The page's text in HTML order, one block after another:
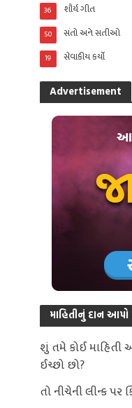
શૌર્ય ગીત
36
સંતો અને સતીઓ
50
સેવાકીય કર્યો
19
Advertisement
માહિતીનું દાન
શું તમે કોઈ
ઈચ્છો છો?
તો નીચેની લીન્ક પર